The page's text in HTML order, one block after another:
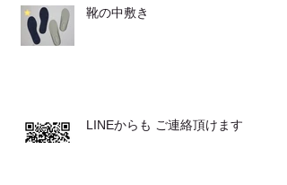
靴の中敷き
LINEからも ご連絡頂けます